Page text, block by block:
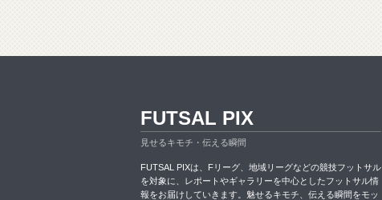
FUTSAL PIX
見せるキモチ・伝える瞬間
FUTSAL PIXは、Fリーグ、地域リーグなどの競技フットサル
を対象に、レポートやギャラリーを中心としたフットサル情
報をお届けしていきます。魅せるキモチ、伝える瞬間をモッ